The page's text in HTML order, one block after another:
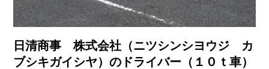
日清商事 株式会社（ニツシンシヨウジ カ
ブシキガイシヤ）のドライバー（１０ｔ車）